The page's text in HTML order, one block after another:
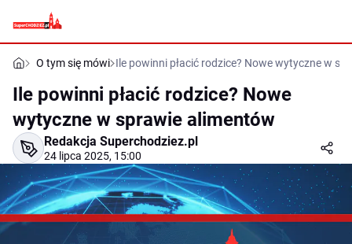
O tym się mówi Ile powinni płacić rodzice? Nowe wytyczne w
Ile powinni płacić rodzice? Nowe
wytyczne w sprawie alimentów
Redakcja Superchodziez.pl
24 lipca 2025, 15:00